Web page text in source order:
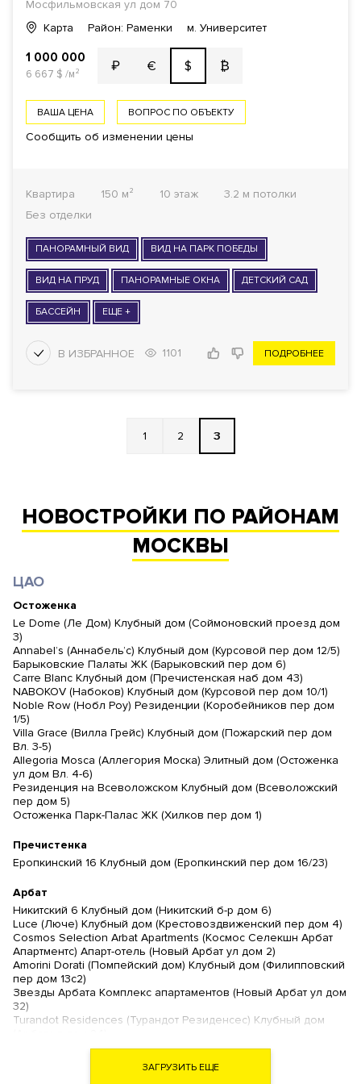
Мосфильмовская ул дом 70
Карта
Район: Раменки м. Университет
1 000 000
6 667 $ /м² ₽ € $ ₿
ВАША ЦЕНА ВОПРОС ПО ОБЪЕКТУ
Сообщить об изменении цены
Квартира 150 м² 10 этаж
3.2 м потолки
Без отделки
ПАНОРАМНЫЙ ВИД ВИД НА ПАРК ПОБЕДЫ
ВИД НА ПРУД ПАНОРАМНЫЕ ОКНА ДЕТСКИЙ САД
БАССЕЙН ЕЩЕ +
1101 ПОДРОБНЕЕ
1 2 3
НОВОСТРОЙКИ ПО РАЙОНАМ
МОСКВЫ
ЦАО
Остоженка
Le Dome (Ле Дом) Клубный дом (Соймоновский проезд дом
3)
Annabel’s (Аннабель’с) Клубный дом (Курсовой пер дом 12/5)
Барыковские Палаты ЖК (Барыковский пер дом 6)
Carre Blanc Клубный дом (Пречистенская наб дом 43)
NABOKOV (Набоков) Клубный дом (Курсовой пер дом 10/1)
Noble Row (Нобл Роу) Резиденции (Коробейников пер дом
1/5)
Villa Grace (Вилла Грейс) Клубный дом (Пожарский пер дом
Вл. 3-5)
Allegoria Mosca (Аллегория Моска) Элитный дом (Остоженка
ул дом Вл. 4-6)
Резиденция на Всеволожском Клубный дом (Всеволожский
пер дом 5)
Остоженка Парк-Палас ЖК (Хилков пер дом 1)
Пречистенка
Еропкинский 16 Клубный дом (Еропкинский пер дом 16/23)
Арбат
Никитский 6 Клубный дом (Никитский б-р дом 6)
Luce (Люче) Клубный дом (Крестовоздвиженский пер дом 4)
Cosmos Selection Arbat Apartments (Космос Селекшн Арбат
Апартментс) Апарт-отель (Новый Арбат ул дом 2)
Amorini Dorati (Помпейский дом) Клубный дом (Филипповский
пер дом 13с2)
Звезды Арбата Комплекс апартаментов (Новый Арбат ул дом
32)
Turandot Residences (Турандот Резиденсес) Клубный дом
Artisan (Артизан) Клубный дом (Арбат ул дом 39)
Дом Наркомфина (Новинский б-р дом 25 )
Дом на Хлебном (Хлебный пер дом 19)
ЗАГРУЗИТЬ ЕЩЕ